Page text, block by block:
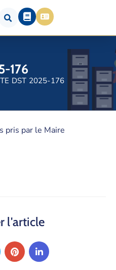
176
DST 2025-176
pris par le Maire
l'article